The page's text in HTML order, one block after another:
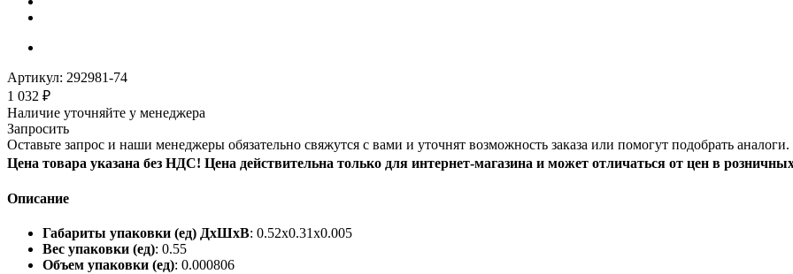
Артикул: 292981-74
1 032 ₽
Наличие уточняйте у менеджера
Запросить
Оставьте запрос и наши менеджеры обязательно свяжутся с вами и уточнят возможность заказа или помогут подобрать аналоги.
Цена товара указана без НДС! Цена действительна только для интернет-магазина и может отличаться от цен в
Описание
Габариты упаковки (ед) ДхШхВ: 0.52x0.31x0.005
Вес упаковки (ед): 0.55
Объем упаковки (ед): 0.000806